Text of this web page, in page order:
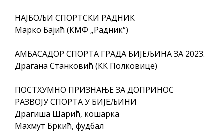
НАЈБОЉИ СПОРТСКИ РАДНИК
Марко Бајић (КМФ „Радник“)
АМБАСАДОР СПОРТА ГРАДА БИЈЕЉИНА ЗА 2023.
Драгана Станковић (КК Полковице)
ПОСТХУМНО ПРИЗНАЊЕ ЗА ДОПРИНОС
РАЗВОЈУ СПОРТА У БИЈЕЉИНИ
Драгиша Шарић, кошарка
Махмут Бркић, фудбал